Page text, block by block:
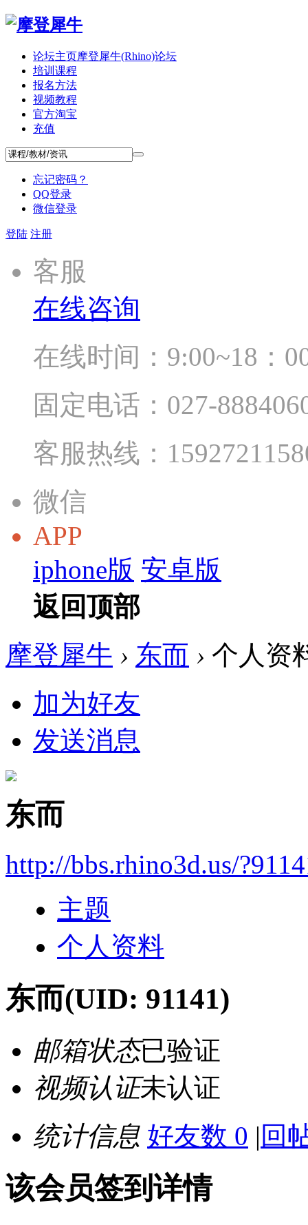
论坛主页摩登犀牛(Rhino)论坛
培训课程
报名方法
视频教程
官方淘宝
充值
忘记密码？
QQ登录
微信登录
登陆 注册
客服
在线咨询
在线时间：9:00~18：
固定电话：027-
客服热线：
微信
APP
iphone版 安卓版
返回顶部
摩登犀牛 › 东而 › 个人资
加为好友
发送消息
东而
http://bbs.rhino3d.us/
主题
个人资料
东而(UID: 91141)
邮箱状态已验证
视频认证未认证
统计信息 好友数 0 | 回
该会员签到详情